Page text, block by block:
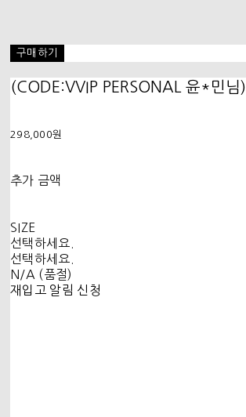
구매하기
(CODE:VVIP PERSONAL 윤*민님)
298,000원
추가 금액
SIZE
선택하세요.
선택하세요.
N/A (품절)
재입고 알림 신청